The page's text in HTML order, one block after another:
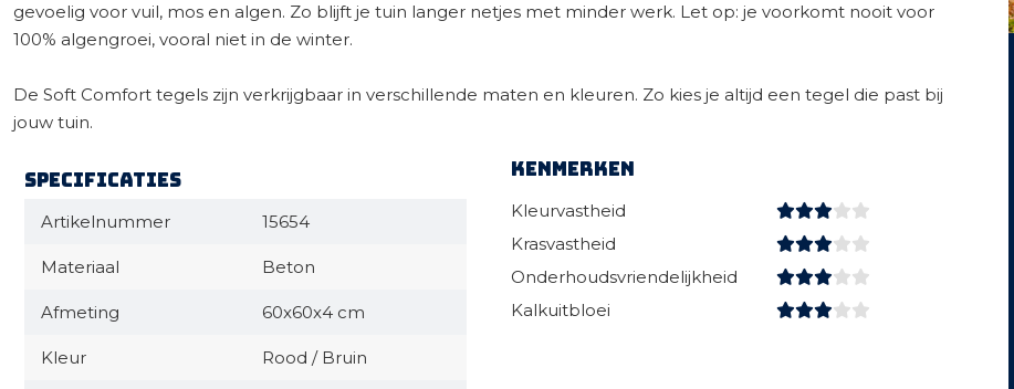
gevoelig voor vuil, mos en algen. Zo blijft je tuin langer netjes met minder werk. Let op: je voorkomt nooit voor
100% algengroei, vooral niet in de winter.
De Soft Comfort tegels zijn verkrijgbaar in verschillende maten en kleuren. Zo kies je altijd een tegel die past bij
jouw tuin.
Specificaties
Artikelnummer 15654
Materiaal Beton
Afmeting 60x60x4 cm
Kleur Rood / Bruin
Kenmerken
Kleurvastheid
Krasvastheid
Onderhoudsvriendelijkheid
Kalkuitbloei